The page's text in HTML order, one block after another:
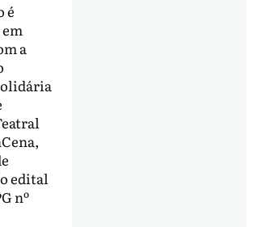
é
a
edital
nº